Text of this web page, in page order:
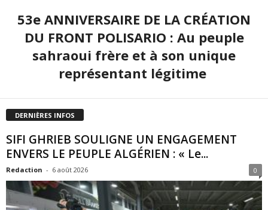
53e ANNIVERSAIRE DE LA CRÉATION
DU FRONT POLISARIO : Au peuple
sahraoui frère et à son unique
représentant légitime
DERNIÈRES INFOS
SIFI GHRIEB SOULIGNE UN ENGAGEMENT
ENVERS LE PEUPLE ALGÉRIEN : « Le...
Redaction - 6 août 2026 0